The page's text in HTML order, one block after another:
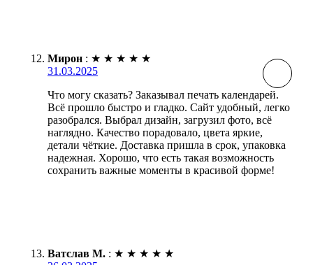
Мирон : ★ ★ ★ ★ ★
31.03.2025
Что могу сказать? Заказывал печать календарей.
Всё прошло быстро и гладко. Сайт удобный, легко
разобрался. Выбрал дизайн, загрузил фото, всё
наглядно. Качество порадовало, цвета яркие,
детали чёткие. Доставка пришла в срок, упаковка
надежная. Хорошо, что есть такая возможность
сохранить важные моменты в красивой форме!
Ватслав М. : ★ ★ ★ ★ ★